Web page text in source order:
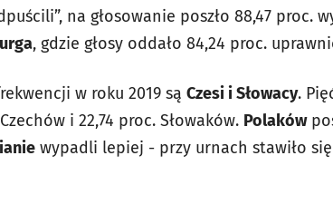
na głosowanie poszło 88,47 proc.
, gdzie głosy oddało 84,24 proc.
w roku 2019 są Czesi i Słowacy.
i 22,74 proc. Słowaków. Polaków
wypadli lepiej - przy urnach stawiło